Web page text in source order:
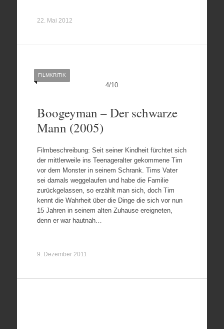
22. Mai 2012
4/10
FILMKRITIK
Boogeyman – Der schwarze
Mann (2005)
Filmbeschreibung: Seit seiner Kindheit fürchtet sich
der mittlerweile ins Teenageralter gekommene Tim
vor dem Monster in seinem Schrank. Tims Vater
sei damals weggelaufen und habe die Familie
zurückgelassen, so erzählt man sich, doch Tim
kennt die Wahrheit über die Dinge die sich vor nun
15 Jahren in seinem alten Zuhause ereigneten,
denn er war hautnah…
9. Dezember 2011